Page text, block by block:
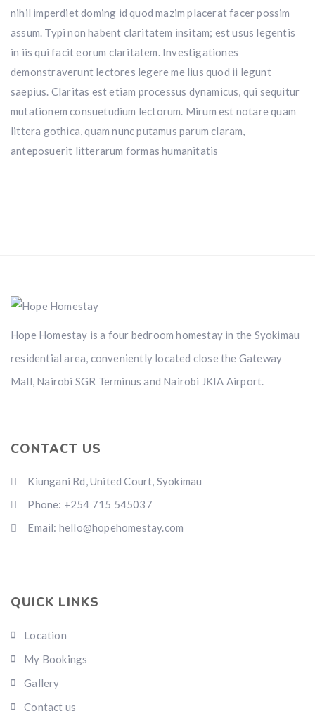
nihil imperdiet doming id quod mazim placerat facer possim
assum. Typi non habent claritatem insitam; est usus legentis
in iis qui facit eorum claritatem. Investigationes
demonstraverunt lectores legere me lius quod ii legunt
saepius. Claritas est etiam processus dynamicus, qui sequitur
mutationem consuetudium lectorum. Mirum est notare quam
littera gothica, quam nunc putamus parum claram,
anteposuerit litterarum formas humanitatis
Hope Homestay is a four bedroom homestay in the Syokimau
residential area, conveniently located close the Gateway
Mall, Nairobi SGR Terminus and Nairobi JKIA Airport.
CONTACT US
Kiungani Rd, United Court, Syokimau
Phone: +254 715 545037
Email: hello@hopehomestay.com
QUICK LINKS
Location
My Bookings
Gallery
Contact us